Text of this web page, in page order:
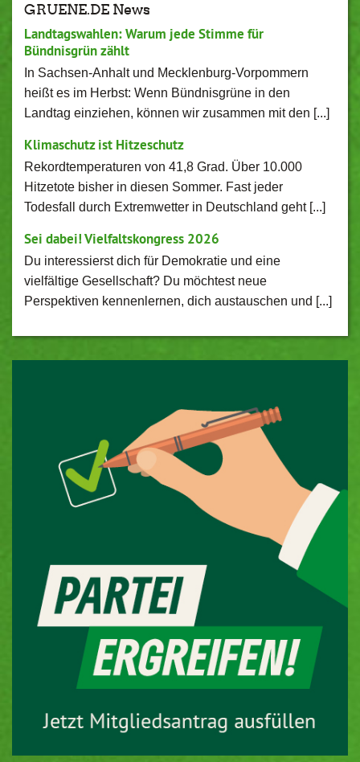
GRUENE.DE News
Landtagswahlen: Warum jede Stimme für
Bündnisgrün zählt
In Sachsen-Anhalt und Mecklenburg-Vorpommern
heißt es im Herbst: Wenn Bündnisgrüne in den
Landtag einziehen, können wir zusammen mit den [...]
Klimaschutz ist Hitzeschutz
Rekordtemperaturen von 41,8 Grad. Über 10.000
Hitzetote bisher in diesen Sommer. Fast jeder
Todesfall durch Extremwetter in Deutschland geht [...]
Sei dabei! Vielfaltskongress 2026
Du interessierst dich für Demokratie und eine
vielfältige Gesellschaft? Du möchtest neue
Perspektiven kennenlernen, dich austauschen und [...]